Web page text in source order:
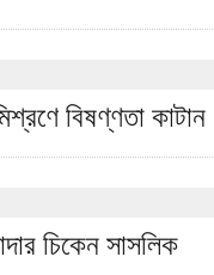
বিষণ্ণতা কাটান
চিকেন সাসলিক